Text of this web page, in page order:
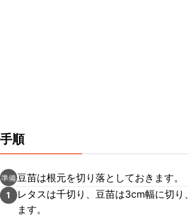
手順
準備 豆苗は根元を切り落としておきます。
1
レタスは千切り、豆苗は3cm幅に切り
ます。